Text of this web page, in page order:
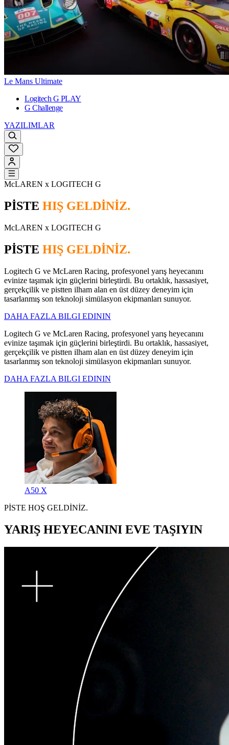
Le Mans Ultimate
Logitech G PLAY
G Challenge
YAZILIMLAR
McLAREN x LOGITECH G
PİSTE HIŞ GELDİNİZ.
McLAREN x LOGITECH G
PİSTE HIŞ GELDİNİZ.
Logitech G ve McLaren Racing, profesyonel yarış heyecanını
evinize taşımak için güçlerini birleştirdi. Bu ortaklık, hassasiyet,
gerçekçilik ve pistten ilham alan en üst düzey deneyim için
tasarlanmış son teknoloji simülasyon ekipmanları sunuyor.
DAHA FAZLA BILGI EDININ
Logitech G ve McLaren Racing, profesyonel yarış heyecanını
evinize taşımak için güçlerini birleştirdi. Bu ortaklık, hassasiyet,
gerçekçilik ve pistten ilham alan en üst düzey deneyim için
tasarlanmış son teknoloji simülasyon ekipmanları sunuyor.
DAHA FAZLA BILGI EDININ
A50 X
PİSTE HOŞ GELDİNİZ.
YARIŞ HEYECANINI EVE TAŞIYIN